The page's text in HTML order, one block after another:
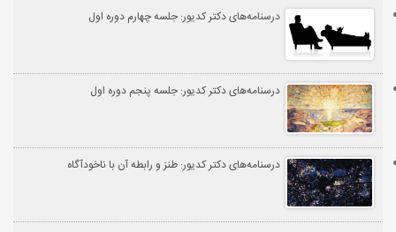
درسنامه‌های دکتر کدیور: جلسه چهارم دوره اول
درسنامه‌های دکتر کدیور: جلسه پنجم دوره اول
درسنامه‌های دکتر کدیور: طنز و رابطه آن با ناخودآگاه